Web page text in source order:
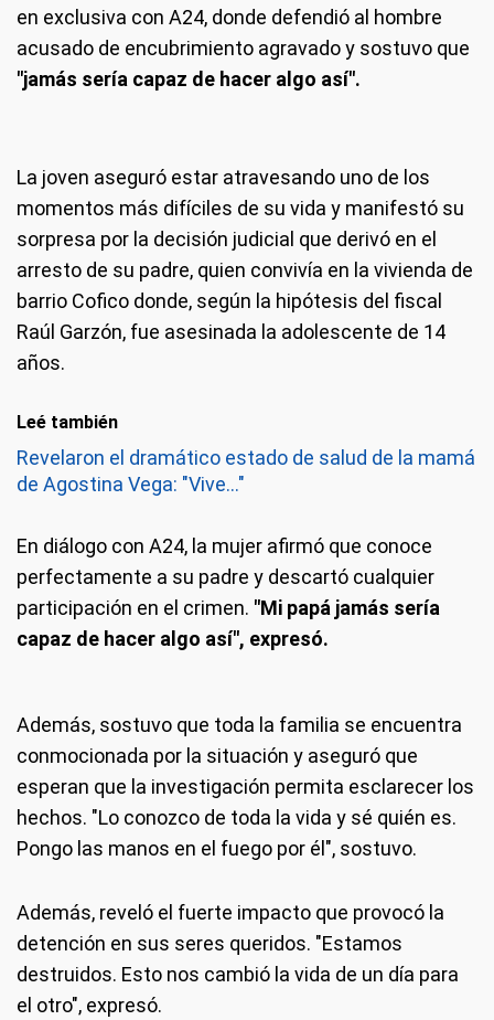
en exclusiva con A24, donde defendió al hombre
acusado de encubrimiento agravado y sostuvo que
"jamás sería capaz de hacer algo así".
La joven aseguró estar atravesando uno de los
momentos más difíciles de su vida y manifestó su
sorpresa por la decisión judicial que derivó en el
arresto de su padre, quien convivía en la vivienda de
barrio Cofico donde, según la hipótesis del fiscal
Raúl Garzón, fue asesinada la adolescente de 14
años.
Leé también
Revelaron el dramático estado de salud de la mamá
de Agostina Vega: "Vive..."
En diálogo con A24, la mujer afirmó que conoce
perfectamente a su padre y descartó cualquier
participación en el crimen. "Mi papá jamás sería
capaz de hacer algo así", expresó.
Además, sostuvo que toda la familia se encuentra
conmocionada por la situación y aseguró que
esperan que la investigación permita esclarecer los
hechos. "Lo conozco de toda la vida y sé quién es.
Pongo las manos en el fuego por él", sostuvo.
Además, reveló el fuerte impacto que provocó la
detención en sus seres queridos. "Estamos
destruidos. Esto nos cambió la vida de un día para
el otro", expresó.